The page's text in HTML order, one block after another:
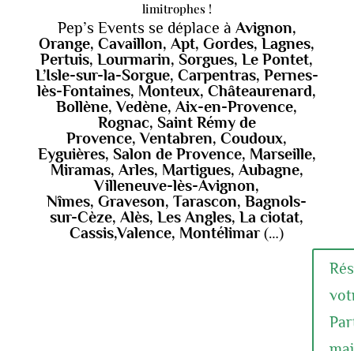
limitrophes !
Pep’s Events se déplace à Avignon,
Orange, Cavaillon, Apt, Gordes, Lagnes,
Pertuis, Lourmarin, Sorgues, Le Pontet,
L’Isle-sur-la-Sorgue, Carpentras, Pernes-
lès-Fontaines, Monteux, Châteaurenard,
Bollène, Vedène, Aix-en-Provence,
Rognac, Saint Rémy de
Provence,Ventabren, Coudoux,
Eyguières, Salon de Provence, Marseille,
Miramas, Arles, Martigues, Aubagne,
Villeneuve-lès-Avignon,
Nîmes,Graveson, Tarascon,Bagnols-
sur-Cèze, Alès, Les Angles, La ciotat,
Cassis,Valence, Montélimar (…)